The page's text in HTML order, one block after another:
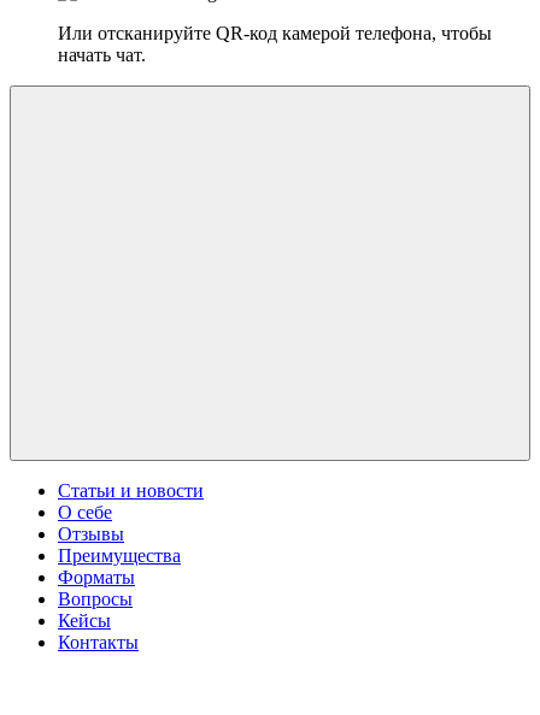
Или отсканируйте QR-код камерой телефона, чтобы
начать чат.
Статьи и новости
О себе
Отзывы
Преимущества
Форматы
Вопросы
Кейсы
Контакты